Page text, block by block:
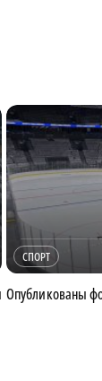
СПОРТ
Опубликованы